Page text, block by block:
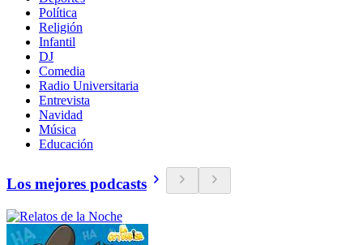
Política
Religión
Infantil
DJ
Comedia
Radio Universitaria
Entrevista
Navidad
Música
Educación
Los mejores podcasts